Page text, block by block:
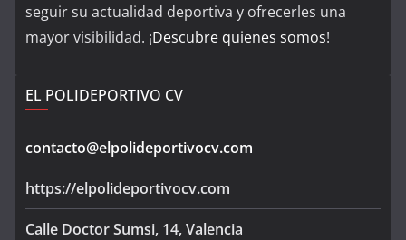
seguir su actualidad deportiva y ofrecerles una
mayor visibilidad. ¡Descubre quienes somos!
EL POLIDEPORTIVO CV
contacto@elpolideportivocv.com
https://elpolideportivocv.com
Calle Doctor Sumsi, 14, Valencia